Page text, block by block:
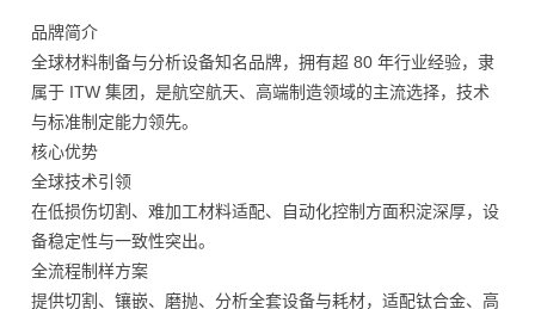
品牌简介
全球材料制备与分析设备知名品牌，拥有超 80 年行业经验，隶
属于 ITW 集团，是航空航天、高端制造领域的主流选择，技术
与标准制定能力领先。
核心优势
全球技术引领
在低损伤切割、难加工材料适配、自动化控制方面积淀深厚，设
备稳定性与一致性突出。
全流程制样方案
提供切割、镶嵌、磨抛、分析全套设备与耗材，适配钛合金、高